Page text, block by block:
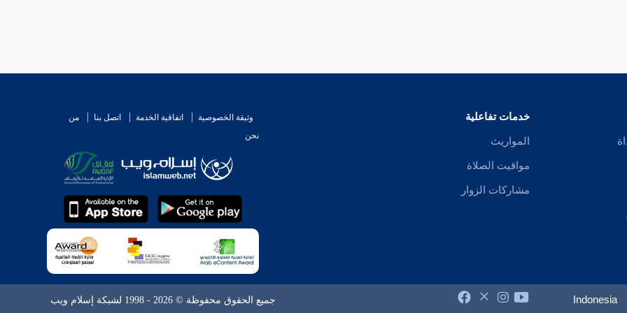
خدمات تفاعلية
المواريث
مواقيت الصلاة
مشاركات الزوار
وثيقة الخصوصية اتفاقية الخدمة اتصل بنا
من
نحن
Indonesia جميع الحقوق محفوظة © 2026 - 1998 لشبكة إسلام ويب